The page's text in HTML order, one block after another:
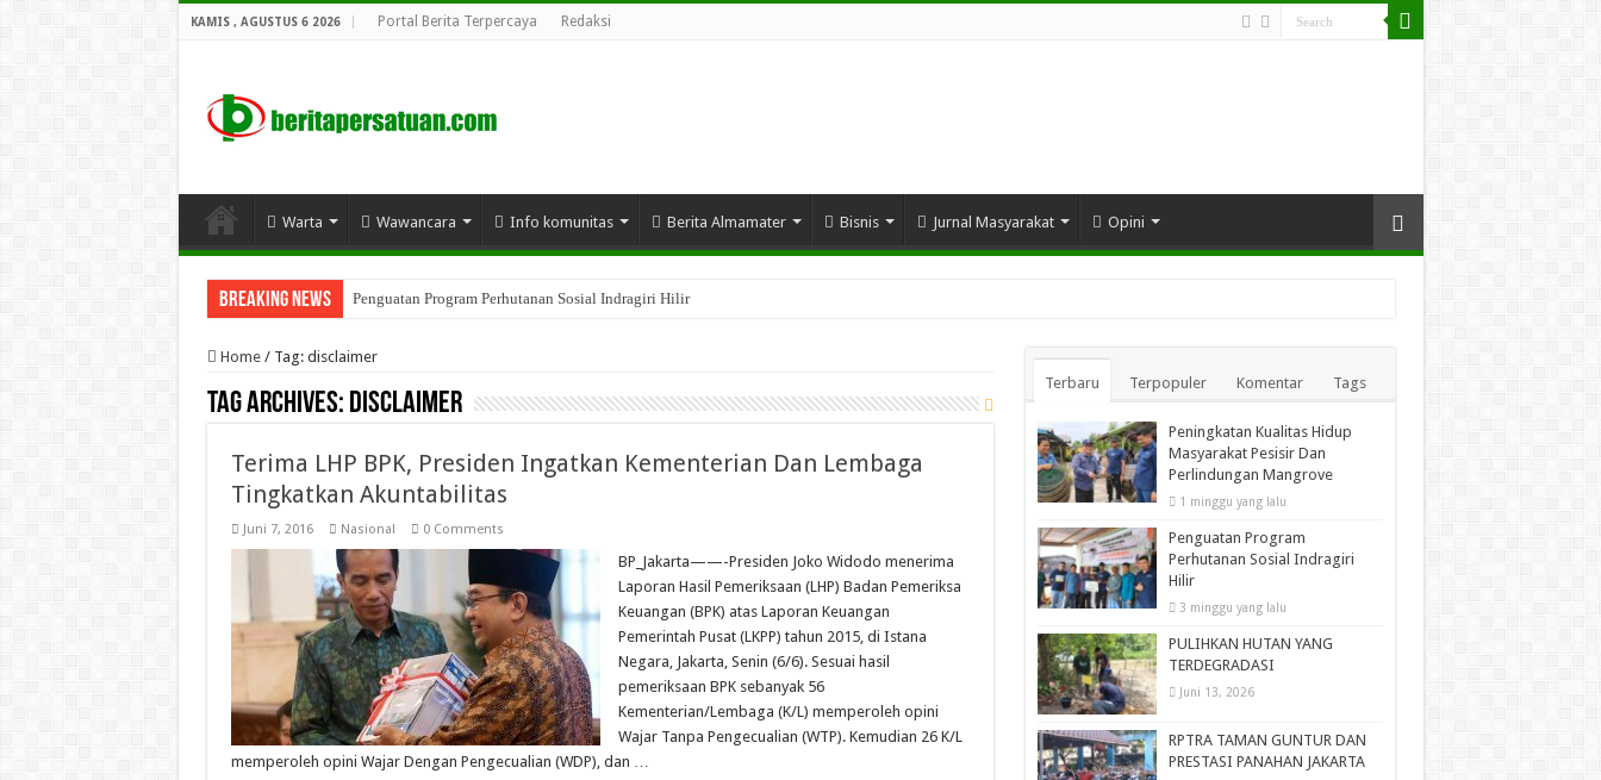
KAMIS , AGUSTUS 6 2026 Portal Berita Terpercaya Redaksi
Warta Wawancara Info komunitas Berita Almamater Bisnis Jurnal Masyarakat Opini
Breaking News Penguatan Program Perhutanan Sosial Indragiri Hilir
Home / Tag: disclaimer
Tag Archives: disclaimer
Terima LHP BPK, Presiden Ingatkan Kementerian Dan Lembaga
Tingkatkan Akuntabilitas
Juni 7, 2016 Nasional 0 Comments
BP_Jakarta——-Presiden Joko Widodo menerima
Laporan Hasil Pemeriksaan (LHP) Badan Pemeriksa
Keuangan (BPK) atas Laporan Keuangan
Pemerintah Pusat (LKPP) tahun 2015, di Istana
Negara, Jakarta, Senin (6/6). Sesuai hasil
pemeriksaan BPK sebanyak 56
Kementerian/Lembaga (K/L) memperoleh opini
Wajar Tanpa Pengecualian (WTP). Kemudian 26 K/L
memperoleh opini Wajar Dengan Pengecualian (WDP), dan …
Terbaru Terpopuler Komentar Tags
Peningkatan Kualitas Hidup
Masyarakat Pesisir Dan
Perlindungan Mangrove
1 minggu yang lalu
Penguatan Program
Perhutanan Sosial Indragiri
Hilir
3 minggu yang lalu
PULIHKAN HUTAN YANG
TERDEGRADASI
Juni 13, 2026
RPTRA TAMAN GUNTUR DAN
PRESTASI PANAHAN JAKARTA